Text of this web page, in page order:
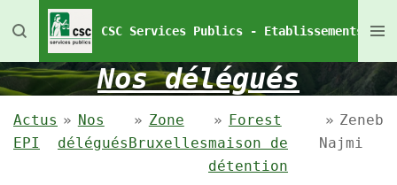
Passer
au
contenu
principal
CSC Services Publics - Etablissements
Nos délégués
Actus
EPI
» Nos
délégués
» Zone
Bruxelles
» Forest
maison de
détention
» Zeneb
Najmi